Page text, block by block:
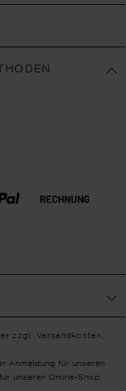
zzgl.Versandkosten,
Anmeldung für unseren
unseren Online-Shop.